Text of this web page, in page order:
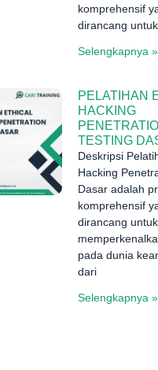
komprehensif
dirancang untuk
Selengkapnya »
PELATIHAN
HACKING
TESTING
Deskripsi
Hacking
Dasar adalah
komprehensif
dirancang untuk
pada dunia
dari
Selengkapnya »